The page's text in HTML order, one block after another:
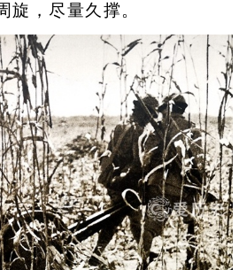
旋，尽量久撑。